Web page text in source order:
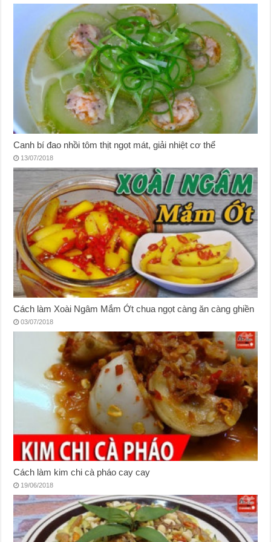
Canh bí đao nhồi tôm thịt ngọt mát, giải nhiệt cơ thể
13/07/2018
Cách làm Xoài Ngâm Mắm Ớt chua ngọt càng ăn càng ghiền
03/07/2018
Cách làm kim chi cà pháo cay cay
19/06/2018